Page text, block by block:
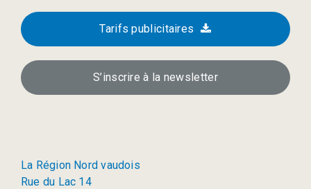
Tarifs publicitaires
S’inscrire à la newsletter
La Région Nord vaudois
Rue du Lac 14